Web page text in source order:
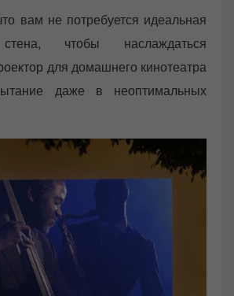
вам не потребуется идеальная
чтобы наслаждаться
для домашнего кинотеатра
даже в неоптимальных